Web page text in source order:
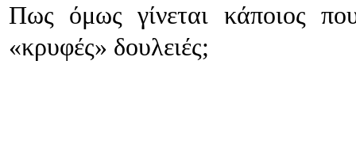
Πως όμως γίνεται κάποιος
«κρυφές» δουλειές;